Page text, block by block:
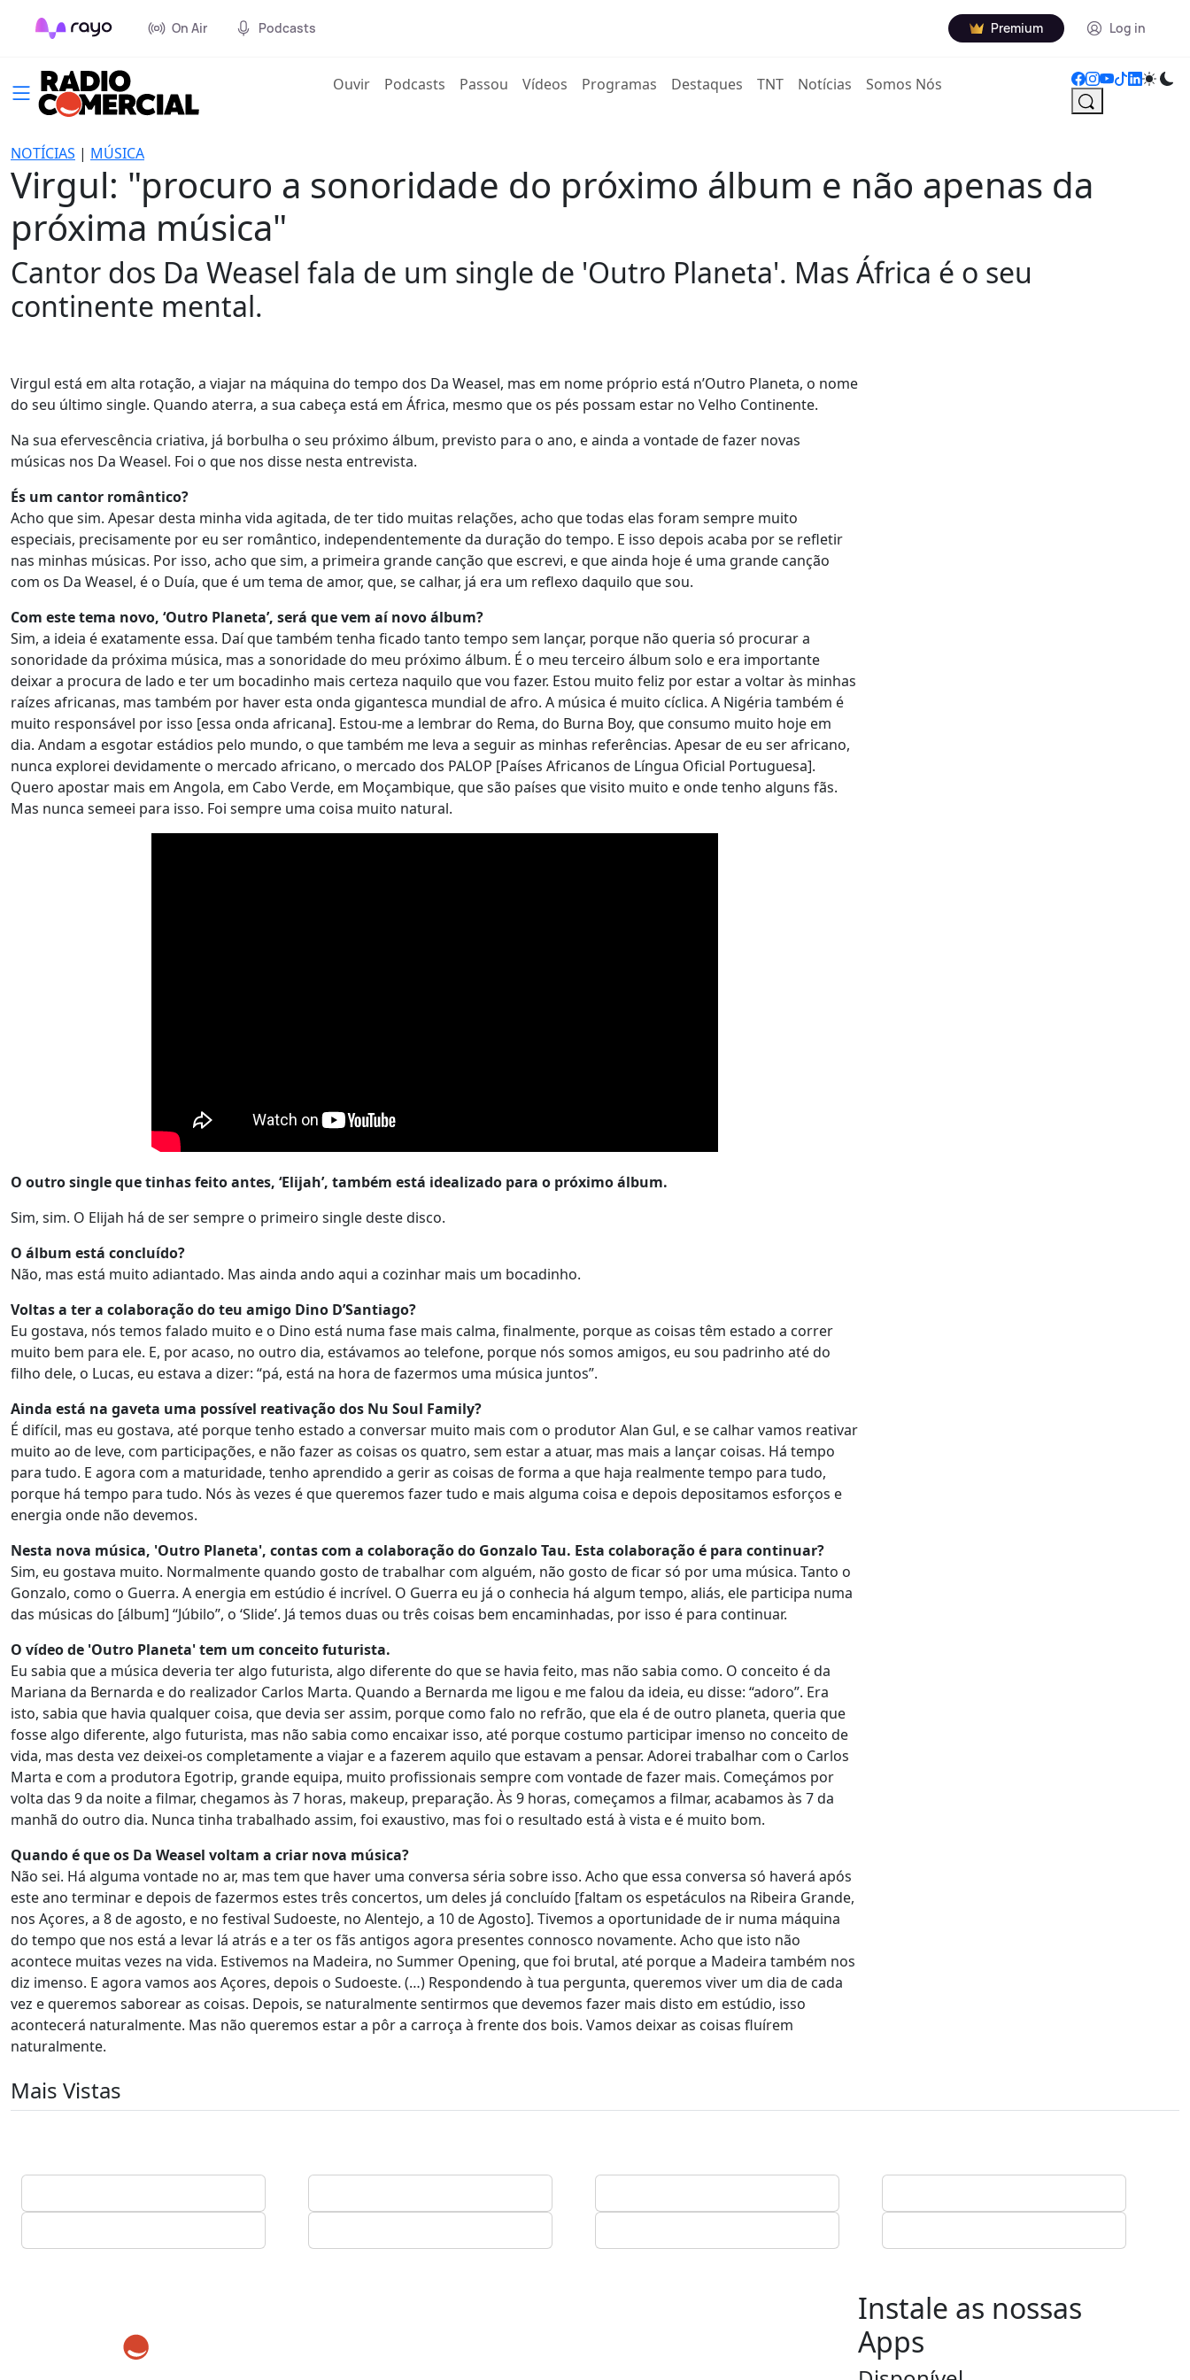
On Air Podcasts Premium Log in
Ouvir(current)
Podcasts Passou Vídeos Programas Destaques TNT Notícias Somos Nós
NOTÍCIAS | MÚSICA
Virgul: "procuro a sonoridade do próximo álbum e não apenas da
próxima música"
Cantor dos Da Weasel fala de um single de 'Outro Planeta'. Mas África é o seu
continente mental.
Virgul está em alta rotação, a viajar na máquina do tempo dos Da Weasel, mas em nome próprio está n’Outro Planeta, o nome
do seu último single. Quando aterra, a sua cabeça está em África, mesmo que os pés possam estar no Velho Continente.
Na sua efervescência criativa, já borbulha o seu próximo álbum, previsto para o ano, e ainda a vontade de fazer novas
músicas nos Da Weasel. Foi o que nos disse nesta entrevista.
És um cantor romântico?
Acho que sim. Apesar desta minha vida agitada, de ter tido muitas relações, acho que todas elas foram sempre muito
especiais, precisamente por eu ser romântico, independentemente da duração do tempo. E isso depois acaba por se refletir
nas minhas músicas. Por isso, acho que sim, a primeira grande canção que escrevi, e que ainda hoje é uma grande canção
com os Da Weasel, é o Duía, que é um tema de amor, que, se calhar, já era um reflexo daquilo que sou.
Com este tema novo, ‘Outro Planeta’, será que vem aí novo álbum?
Sim, a ideia é exatamente essa. Daí que também tenha ficado tanto tempo sem lançar, porque não queria só procurar a
sonoridade da próxima música, mas a sonoridade do meu próximo álbum. É o meu terceiro álbum solo e era importante
deixar a procura de lado e ter um bocadinho mais certeza naquilo que vou fazer. Estou muito feliz por estar a voltar às minhas
raízes africanas, mas também por haver esta onda gigantesca mundial de afro. A música é muito cíclica. A Nigéria também é
muito responsável por isso [essa onda africana]. Estou-me a lembrar do Rema, do Burna Boy, que consumo muito hoje em
dia. Andam a esgotar estádios pelo mundo, o que também me leva a seguir as minhas referências. Apesar de eu ser africano,
nunca explorei devidamente o mercado africano, o mercado dos PALOP [Países Africanos de Língua Oficial Portuguesa].
Quero apostar mais em Angola, em Cabo Verde, em Moçambique, que são países que visito muito e onde tenho alguns fãs.
Mas nunca semeei para isso. Foi sempre uma coisa muito natural.
O outro single que tinhas feito antes, ‘Elijah’, também está idealizado para o próximo álbum.
Sim, sim. O Elijah há de ser sempre o primeiro single deste disco.
O álbum está concluído?
Não, mas está muito adiantado. Mas ainda ando aqui a cozinhar mais um bocadinho.
Voltas a ter a colaboração do teu amigo Dino D’Santiago?
Eu gostava, nós temos falado muito e o Dino está numa fase mais calma, finalmente, porque as coisas têm estado a correr
muito bem para ele. E, por acaso, no outro dia, estávamos ao telefone, porque nós somos amigos, eu sou padrinho até do
filho dele, o Lucas, eu estava a dizer: “pá, está na hora de fazermos uma música juntos”.
Ainda está na gaveta uma possível reativação dos Nu Soul Family?
É difícil, mas eu gostava, até porque tenho estado a conversar muito mais com o produtor Alan Gul, e se calhar vamos reativar
muito ao de leve, com participações, e não fazer as coisas os quatro, sem estar a atuar, mas mais a lançar coisas. Há tempo
para tudo. E agora com a maturidade, tenho aprendido a gerir as coisas de forma a que haja realmente tempo para tudo,
porque há tempo para tudo. Nós às vezes é que queremos fazer tudo e mais alguma coisa e depois depositamos esforços e
energia onde não devemos.
Nesta nova música, 'Outro Planeta', contas com a colaboração do Gonzalo Tau. Esta colaboração é para continuar?
Sim, eu gostava muito. Normalmente quando gosto de trabalhar com alguém, não gosto de ficar só por uma música. Tanto o
Gonzalo, como o Guerra. A energia em estúdio é incrível. O Guerra eu já o conhecia há algum tempo, aliás, ele participa numa
das músicas do [álbum] “Júbilo”, o ‘Slide’. Já temos duas ou três coisas bem encaminhadas, por isso é para continuar.
O vídeo de 'Outro Planeta' tem um conceito futurista.
Eu sabia que a música deveria ter algo futurista, algo diferente do que se havia feito, mas não sabia como. O conceito é da
Mariana da Bernarda e do realizador Carlos Marta. Quando a Bernarda me ligou e me falou da ideia, eu disse: “adoro”. Era
isto, sabia que havia qualquer coisa, que devia ser assim, porque como falo no refrão, que ela é de outro planeta, queria que
fosse algo diferente, algo futurista, mas não sabia como encaixar isso, até porque costumo participar imenso no conceito de
vida, mas desta vez deixei-os completamente a viajar e a fazerem aquilo que estavam a pensar. Adorei trabalhar com o Carlos
Marta e com a produtora Egotrip, grande equipa, muito profissionais sempre com vontade de fazer mais. Começámos por
volta das 9 da noite a filmar, chegamos às 7 horas, makeup, preparação. Às 9 horas, começamos a filmar, acabamos às 7 da
manhã do outro dia. Nunca tinha trabalhado assim, foi exaustivo, mas foi o resultado está à vista e é muito bom.
Quando é que os Da Weasel voltam a criar nova música?
Não sei. Há alguma vontade no ar, mas tem que haver uma conversa séria sobre isso. Acho que essa conversa só haverá após
este ano terminar e depois de fazermos estes três concertos, um deles já concluído [faltam os espetáculos na Ribeira Grande,
nos Açores, a 8 de agosto, e no festival Sudoeste, no Alentejo, a 10 de Agosto]. Tivemos a oportunidade de ir numa máquina
do tempo que nos está a levar lá atrás e a ter os fãs antigos agora presentes connosco novamente. Acho que isto não
acontece muitas vezes na vida. Estivemos na Madeira, no Summer Opening, que foi brutal, até porque a Madeira também nos
diz imenso. E agora vamos aos Açores, depois o Sudoeste. (…) Respondendo à tua pergunta, queremos viver um dia de cada
vez e queremos saborear as coisas. Depois, se naturalmente sentirmos que devemos fazer mais disto em estúdio, isso
acontecerá naturalmente. Mas não queremos estar a pôr a carroça à frente dos bois. Vamos deixar as coisas fluírem
naturalmente.
Mais Vistas
Instale as nossas
Apps